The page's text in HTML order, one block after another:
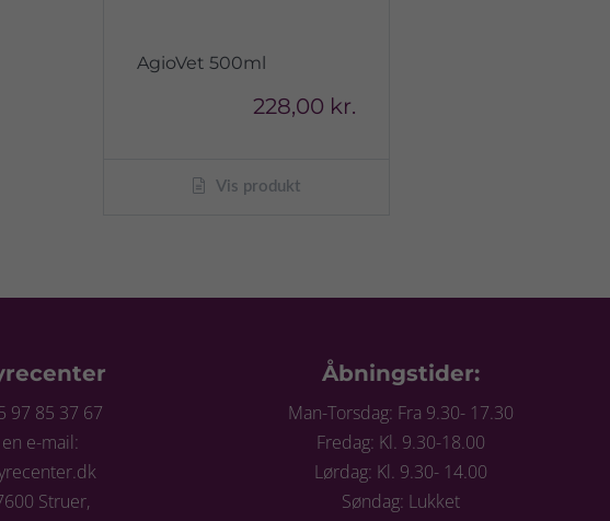
AgioVet 500ml
228,00 kr.
Vis produkt
97 85 37 67
e-mail:
Struer,
Åbningstider:
Man-Torsdag: Fra 9.30- 17.30
Fredag: Kl. 9.30-18.00
Lørdag: Kl. 9.30- 14.00
Søndag: Lukket